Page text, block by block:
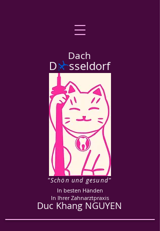
Duc Khang NGUYEN
"Schön und gesund"
Dach
D sseldorf
In besten Händen
In Ihrer Zahnarztpraxis